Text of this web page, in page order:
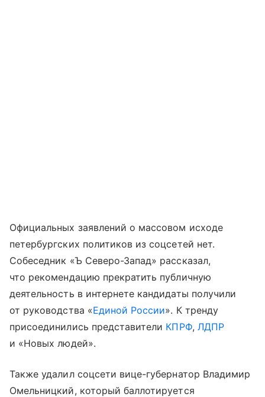
Официальных заявлений о массовом исходе
петербургских политиков из соцсетей нет.
Собеседник «Ъ Северо-Запад» рассказал,
что рекомендацию прекратить публичную
деятельность в интернете кандидаты получили
от руководства «Единой России». К тренду
присоединились представители КПРФ, ЛДПР
и «Новых людей».
Также удалил соцсети вице-губернатор Владимир
Омельницкий, который баллотируется